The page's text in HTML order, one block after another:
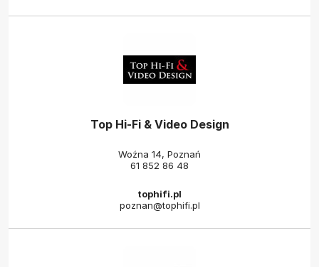
Top Hi-Fi & Video Design
Woźna 14, Poznań
61 852 86 48
tophifi.pl
poznan@tophifi.pl